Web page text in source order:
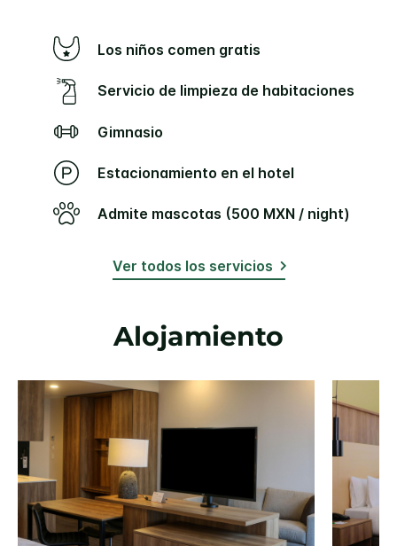
Los niños comen gratis
Servicio de limpieza de habitaciones
Gimnasio
Estacionamiento en el hotel
Admite mascotas (500 MXN / night)
Ver todos los servicios
Alojamiento